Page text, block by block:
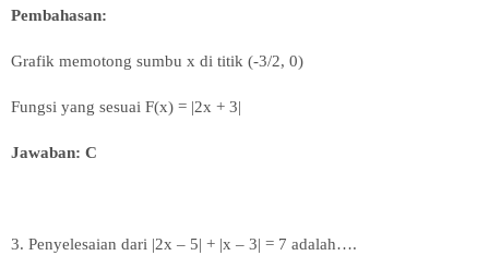
Pembahasan:
Grafik memotong sumbu x di titik (-3/2, 0)
Fungsi yang sesuai F(x) = |2x + 3|
Jawaban: C
3. Penyelesaian dari |2x – 5| + |x – 3| = 7 adalah….